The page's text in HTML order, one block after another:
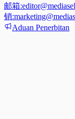
邮箱:
销:
Aduan Penerbitan